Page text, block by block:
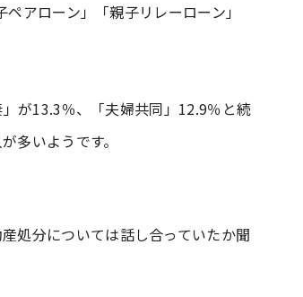
アローン」「親子リレーローン」
が13.3％、「夫婦共同」12.9％と続
多いようです。
処分については話し合っていたか聞